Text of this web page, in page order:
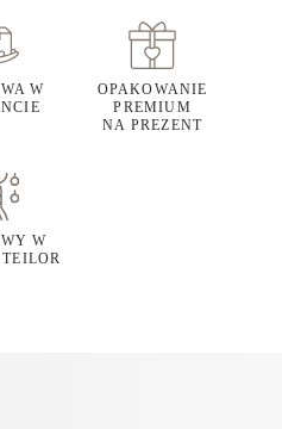
W
OPAKOWANIE
PREMIUM
NA PREZENT
W